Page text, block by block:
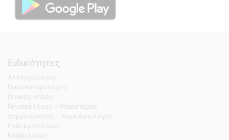
Ειδικότητες
Αλλεργιολόγος
Γαστρεντερολόγος
Γενικός Ιατρός
Γυναικολόγος - Μαιευτήρας
Δερματολόγος - Αφροδισιολόγος
Ενδοκρινολόγος
Καρδιολόγος